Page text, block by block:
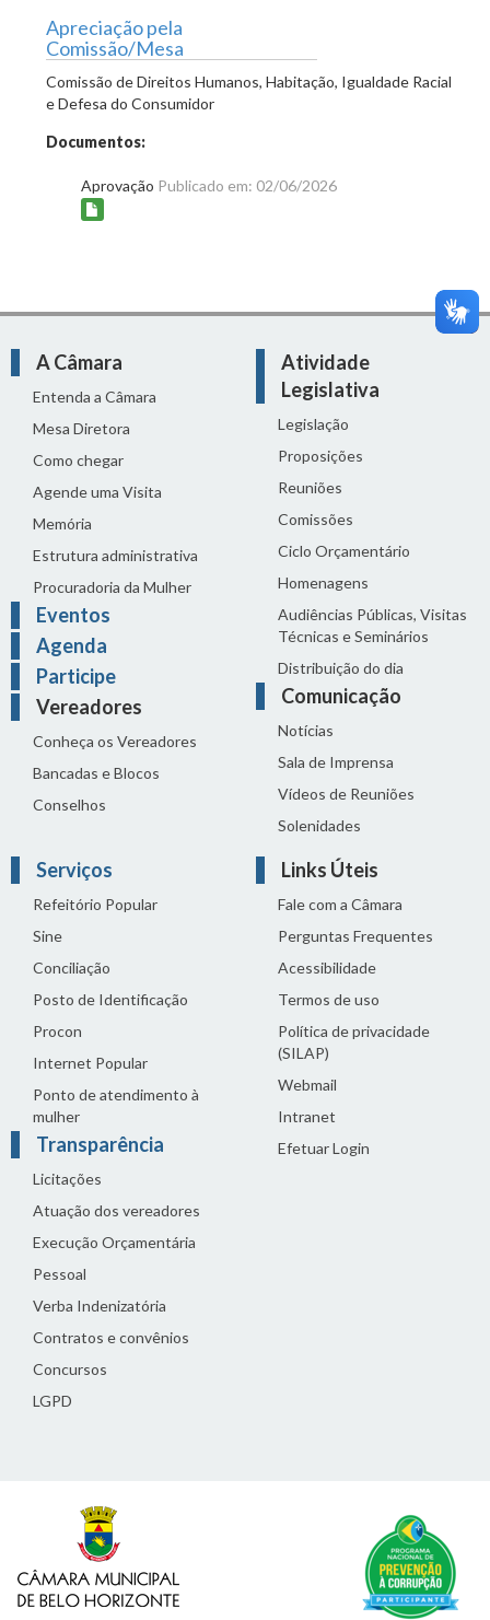
Apreciação pela
Comissão/Mesa
Comissão de Direitos Humanos, Habitação, Igualdade Racial
e Defesa do Consumidor
Documentos:
Aprovação Publicado em: 02/06/2026
A Câmara
Entenda a Câmara
Mesa Diretora
Como chegar
Agende uma Visita
Memória
Estrutura administrativa
Procuradoria da Mulher
Eventos
Agenda
Participe
Vereadores
Conheça os Vereadores
Bancadas e Blocos
Conselhos
Atividade
Legislativa
Legislação
Proposições
Reuniões
Comissões
Ciclo Orçamentário
Homenagens
Audiências Públicas, Visitas
Técnicas e Seminários
Distribuição do dia
Comunicação
Notícias
Sala de Imprensa
Vídeos de Reuniões
Solenidades
Serviços
Refeitório Popular
Sine
Conciliação
Posto de Identificação
Procon
Internet Popular
Ponto de atendimento à
mulher
Transparência
Licitações
Atuação dos vereadores
Execução Orçamentária
Pessoal
Verba Indenizatória
Contratos e convênios
Concursos
LGPD
Links Úteis
Fale com a Câmara
Perguntas Frequentes
Acessibilidade
Termos de uso
Política de privacidade
(SILAP)
Webmail
Intranet
Efetuar Login